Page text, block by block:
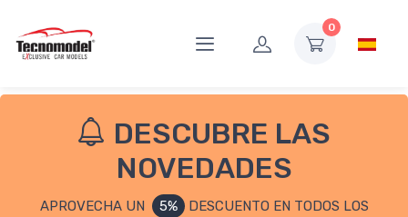
0
DESCUBRE LAS
NOVEDADES
APROVECHA UN 5%
DESCUENTO EN TODOS LOS